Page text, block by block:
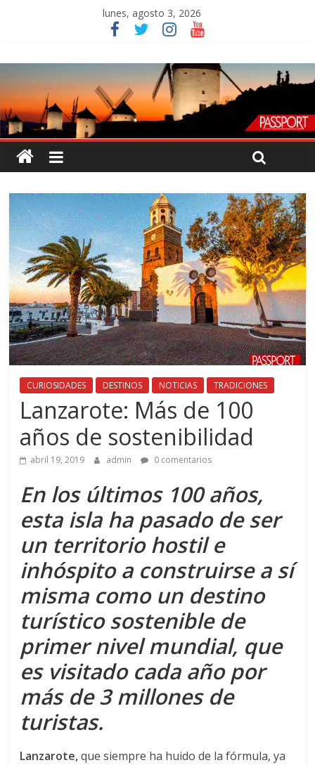
lunes, agosto 3, 2026
CURIOSIDADES DESTINOS NOTICIAS TRADICIONES
Lanzarote: Más de 100
años de sostenibilidad
abril 19, 2019 admin 0 comentarios
En los últimos 100 años,
esta isla ha pasado de ser
un territorio hostil e
inhóspito a construirse a sí
misma como un destino
turístico sostenible de
primer nivel mundial, que
es visitado cada año por
más de 3 millones de
turistas.
Lanzarote,que siempre ha huido de la fórmula, ya